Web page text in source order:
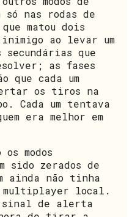
só nas rodas de
matou dois
ao levar um
que
as fases
que cada um
os tiros na
Cada um tentava
era melhor em
os modos
sido zerados de
ainda não tinha
multiplayer local.
sinal de alerta